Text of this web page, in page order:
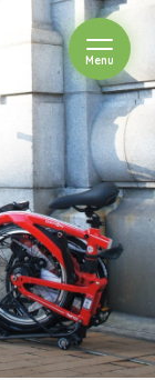
Menuを開閉